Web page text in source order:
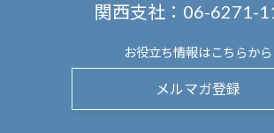
関西支社： 06-6271-
お役立ち情報はこちらから
メルマガ登録